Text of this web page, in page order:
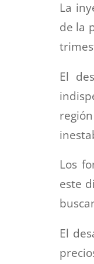
La
de la
El
Los
este
El